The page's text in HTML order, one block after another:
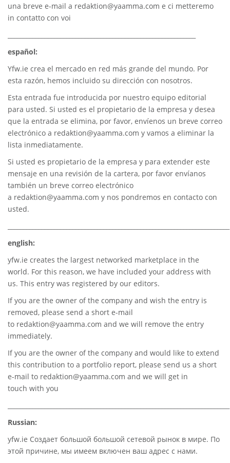
una breve e-mail a redaktion@yaamma.com e ci metteremo
in contatto con voi
español:
Yfw.ie crea el mercado en red más grande del mundo. Por
esta razón, hemos incluido su dirección con nosotros.
Esta entrada fue introducida por nuestro equipo editorial
para usted. Si usted es el propietario de la empresa y desea
que la entrada se elimina, por favor, envíenos un breve correo
electrónico a redaktion@yaamma.com y vamos a eliminar la
lista inmediatamente.
Si usted es propietario de la empresa y para extender este
mensaje en una revisión de la cartera, por favor envíanos
también un breve correo electrónico
a redaktion@yaamma.com y nos pondremos en contacto con
usted.
english:
yfw.ie creates the largest networked marketplace in the
world. For this reason, we have included your address with
us. This entry was registered by our editors.
If you are the owner of the company and wish the entry is
removed, please send a short e-mail
to redaktion@yaamma.com and we will remove the entry
immediately.
If you are the owner of the company and would like to extend
this contribution to a portfolio report, please send us a short
e-mail to redaktion@yaamma.com and we will get in
touch with you
Russian:
yfw.ie Создает большой большой сетевой рынок в мире. По
этой причине, мы имеем включен ваш адрес с нами.